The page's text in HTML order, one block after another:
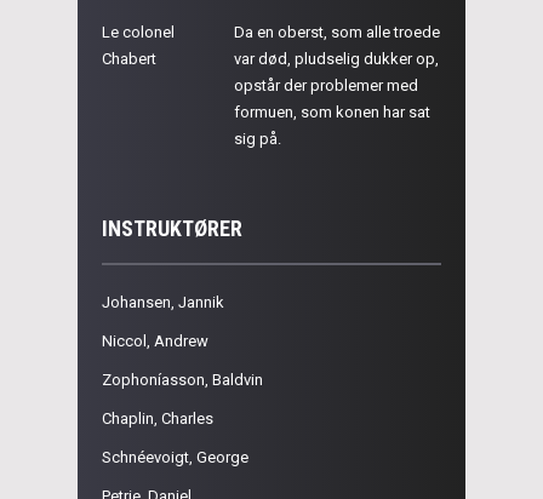
Le colonel
Chabert
Da en oberst, som alle troede
var død, pludselig dukker op,
opstår der problemer med
formuen, som konen har sat
sig på.
INSTRUKTØRER
Johansen, Jannik
Niccol, Andrew
Zophoníasson, Baldvin
Chaplin, Charles
Schnéevoigt, George